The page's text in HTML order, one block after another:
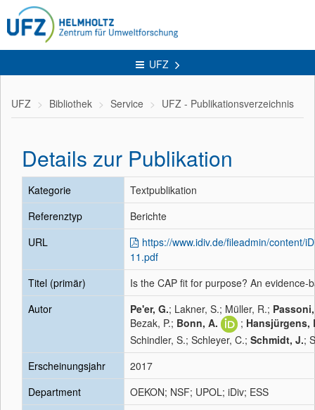
UFZ
UFZ Bibliothek Service UFZ - Publikationsverzeichnis
Details zur Publikation
Kategorie
Textpublikation
Referenztyp
Berichte
URL
https://www.idiv.de/fileadmin/content/
11.pdf
Titel (primär)
Is the CAP fit for purpose? An evidence-
Autor
Pe'er, G.; Lakner, S.; Müller, R.;
Bezak, P.; Bonn, A. ; Hansjürgens,
Schindler, S.; Schleyer, C.; Schmidt, J.;
Erscheinungsjahr
2017
Department
OEKON; NSF; UPOL; iDiv; ESS